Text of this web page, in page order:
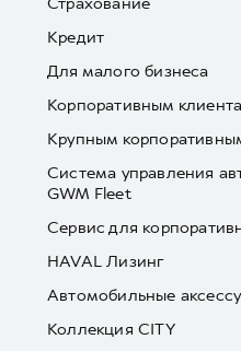
Кредит
Для малого бизнеса
Корпоративным
Крупным
Система управления
GWM Fleet
Сервис для
HAVAL Лизинг
Автомобильные
Коллекция CITY